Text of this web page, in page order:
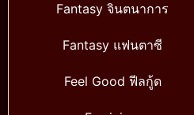
Fantasy จินตนาการ
Fantasy แฟนตาซี
Feel Good ฟีลกู้ด